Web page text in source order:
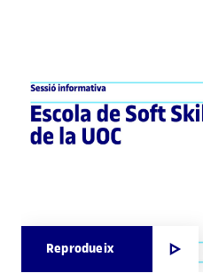
Reprodueix